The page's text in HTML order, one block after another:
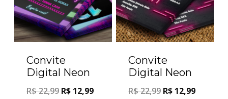
Convite
Digital Neon
R$22,99 R$ 12,99
Convite
Digital Neon
R$22,99 R$ 12,99